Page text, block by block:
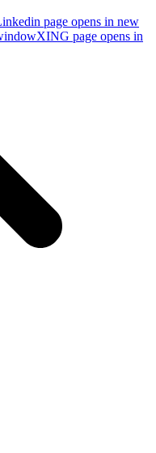
page opens in new
XING page opens in